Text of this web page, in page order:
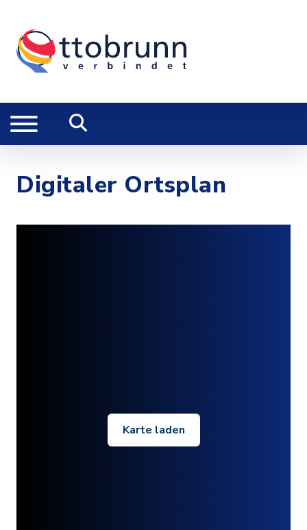
Digitaler Ortsplan
Karte laden